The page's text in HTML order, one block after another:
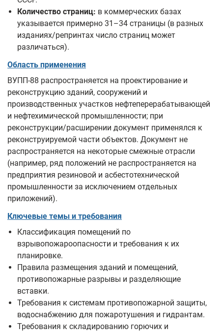
Количество страниц: в коммерческих базах
указывается примерно 31–34 страницы (в разных
изданиях/репринтах число страниц может
различаться).
Область применения
ВУПП-88 распространяется на проектирование и
реконструкцию зданий, сооружений и
производственных участков нефтеперерабатывающей
и нефтехимической промышленности; при
реконструкции/расширении документ применялся к
реконструируемой части объектов. Документ не
распространяется на некоторые смежные отрасли
(например, ряд положений не распространяется на
предприятия резиновой и асбестотехнической
промышленности за исключением отдельных
приложений).
Ключевые темы и требования
Классификация помещений по
взрывопожароопасности и требования к их
планировке.
Правила размещения зданий и помещений,
противопожарные разрывы и разделяющие
вставки.
Требования к системам противопожарной защиты,
водоснабжению для пожаротушения и гидрантам.
Требования к складированию горючих и